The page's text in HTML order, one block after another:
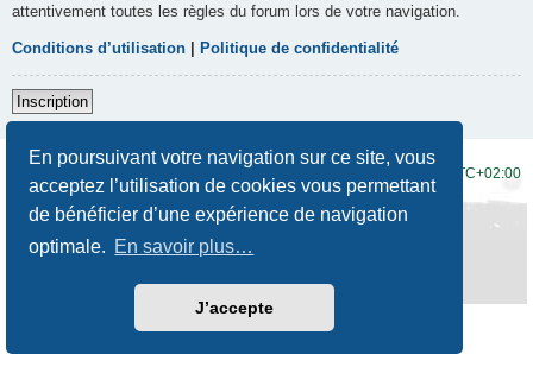
En poursuivant votre navigation sur ce site, vous
acceptez l’utilisation de cookies vous permettant
de bénéficier d’une expérience de navigation
optimale. En savoir plus…
J’accepte
attentivement toutes les règles du forum lors de votre navigation.
Conditions d’utilisation Politique de confidentialité
Inscription
UTC+02:00
Développé par phpBB® Forum Software © phpBB Limited
Traduction française officielle
Prosilver New Edition
Confidentialité|Conditions